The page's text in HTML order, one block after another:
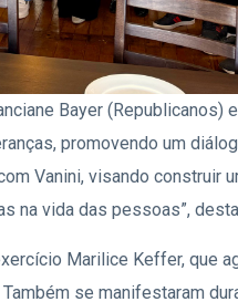
Bayer
promovendo um
Vanini, visando construir
na vida das pessoas”,
Marilice Keffer, que
se manifestaram